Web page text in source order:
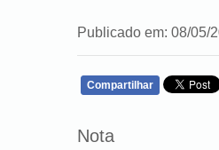
Publicado em: 08/05/
Compartilhar
Nota